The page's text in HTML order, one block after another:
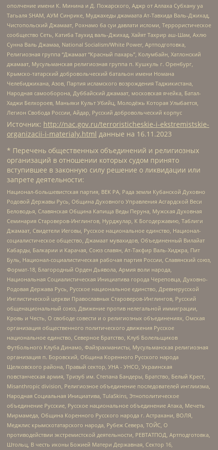
ополчение имени К. Минина и Д. Пожарского, Аджр от Аллаха Субхану уа
Тагьаля SHAM, АУМ Синрике, Муджахеды джамаата Ат-Тавхида Валь-Джихад,
Чистопольский Джамаат, Рохнамо ба суи давлати исломи, Террористическое
сообщество Сеть, Катиба Таухид валь-Джихад, Хайят Тахрир аш-Шам, Ахлю
Сунна Валь Джамаа, National Socialism/White Power, Артподготовка,
Религиозная группа “Джамаат “Красный пахарь”, Колумбайн, Хатлонский
джамаат, Мусульманская религиозная группа п. Кушкуль г. Оренбург,
Крымско-татарский добровольческий батальон имени Номана
Челебиджихана, Азов, Партия исламского возрождения Таджикистана,
Народная самооборона, Дуббайский джамаат, московская ячейка, Батал-
Хаджи Белхороев, Маньяки Культ Убийц, Молодёжь Которая Улыбается,
Легион Свобода России, Айдар, Русский добровольческий корпус
Источник: http://nac.gov.ru/terroristicheskie-i-ekstremistskie-
organizacii-i-materialy.html данные на 16.11.2023
* Перечень общественных объединений и религиозных
организаций в отношении которых судом принято
вступившее в законную силу решение о ликвидации или
запрете деятельности:
Национал-большевистская партия, ВЕК РА, Рада земли Кубанской Духовно
Родовой Державы Русь, Община Духовного Управления Асгардской Веси
Беловодья, Славянская Община Капища Веды Перуна, Мужская Духовная
Семинария Староверов-Инглингов, Нурджулар, К Богодержавию, Таблиги
Джамаат, Свидетели Иеговы, Русское национальное единство, Национал-
социалистическое общество, Джамаат мувахидов, Объединенный Вилайат
Кабарды, Балкарии и Карачая, Союз славян, Ат-Такфир Валь-Хиджра, Пит
Буль, Национал-социалистическая рабочая партия России, Славянский союз,
Формат-18, Благородный Орден Дьявола, Армия воли народа,
Национальная Социалистическая Инициатива города Череповца, Духовно-
Родовая Держава Русь, Русское национальное единство, Древнерусской
Инглистической церкви Православных Староверов-Инглингов, Русский
общенациональный союз, Движение против нелегальной иммиграции,
Кровь и Честь, О свободе совести и о религиозных объединениях, Омская
организация общественного политического движения Русское
национальное единство, Северное Братство, Клуб Болельщиков
Футбольного Клуба Динамо, Файзрахманисты, Мусульманская религиозная
организация п. Боровский, Община Коренного Русского народа
Щелковского района, Правый сектор, УНА - УНСО, Украинская
повстанческая армия, Тризуб им. Степана Бандеры, Братство, Белый Крест,
Misanthropic division, Религиозное объединение последователей инглиизма,
Народная Социальная Инициатива, TulaSkins, Этнополитическое
объединение Русские, Русское национальное объединение Атака, Мечеть
Мирмамеда, Община Коренного Русского народа г. Астрахани, ВОЛЯ,
Меджлис крымскотатарского народа, Рубеж Севера, ТОЙС, О
противодействии экстремистской деятельности, РЕВТАТПОД, Артподготовка,
Штольц, В честь иконы Божией Матери Державная, Сектор 16,